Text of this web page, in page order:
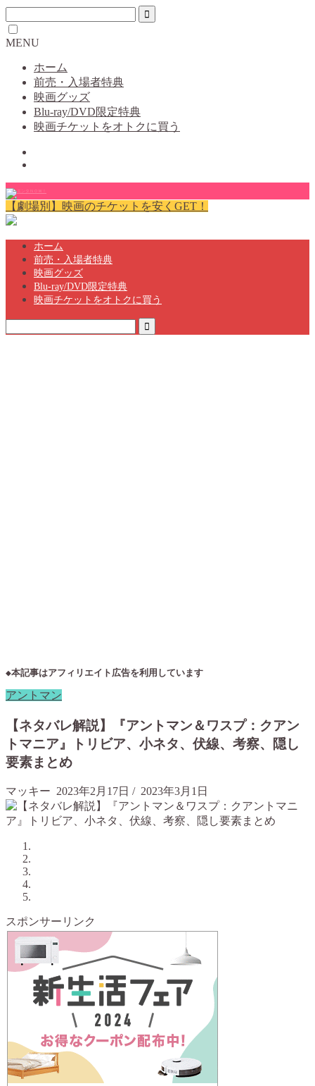
MENU
ホーム
前売・入場者特典
映画グッズ
Blu-ray/DVD限定特典
映画チケットをオトクに買う
【劇場別】映画のチケットを安くGET！
ホーム
前売・入場者特典
映画グッズ
Blu-ray/DVD限定特典
映画チケットをオトクに買う
◆本記事はアフィリエイト広告を利用しています
アントマン
【ネタバレ解説】『アントマン＆ワスプ：クアン
トマニア』トリビア、小ネタ、伏線、考察、隠し
要素まとめ
マッキー 2023年2月17日 / 2023年3月1日
スポンサーリンク